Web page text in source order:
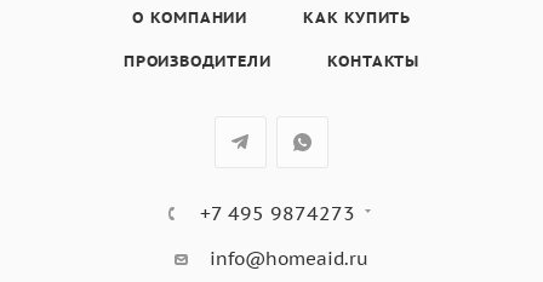
О КОМПАНИИ КАК КУПИТЬ
ПРОИЗВОДИТЕЛИ КОНТАКТЫ
+7 495 9874273
info@homeaid.ru